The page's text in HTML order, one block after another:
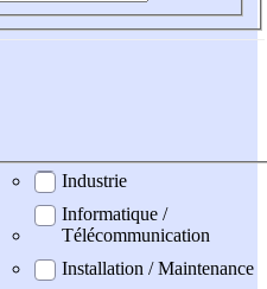
Industrie
Informatique /
Télécommunication
Installation / Maintenance